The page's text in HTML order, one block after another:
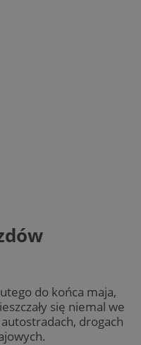
do końca maja,
się niemal we
drogach